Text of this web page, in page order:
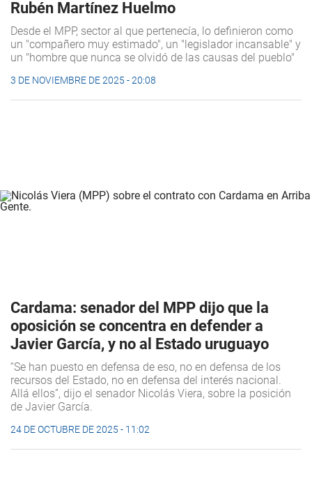
Rubén Martínez Huelmo
Desde el MPP, sector al que pertenecía, lo definieron como
un "compañero muy estimado", un "legislador incansable" y
un "hombre que nunca se olvidó de las causas del pueblo"
3 DE NOVIEMBRE DE 2025 - 20:08
Cardama: senador del MPP dijo que la
oposición se concentra en defender a
Javier García, y no al Estado uruguayo
“Se han puesto en defensa de eso, no en defensa de los
recursos del Estado, no en defensa del interés nacional.
Allá ellos”, dijo el senador Nicolás Viera, sobre la posición
de Javier García.
24 DE OCTUBRE DE 2025 - 11:02